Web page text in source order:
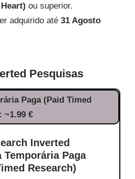
) ou superior.
adquirido até 31 Agosto
Pesquisas
Paga (Paid Timed
~1.99 €
Temporária Paga
Research)